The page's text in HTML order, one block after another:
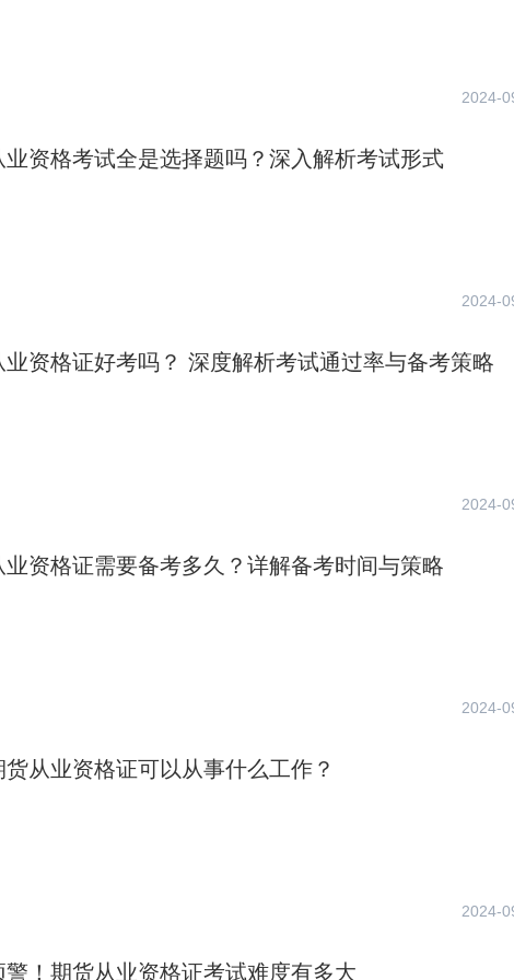
2024-
业资格考试全是选择题吗？深入解析考试形式
2024-
业资格证好考吗？ 深度解析考试通过率与备考策略
2024-
业资格证需要备考多久？详解备考时间与策略
2024-
货从业资格证可以从事什么工作？
2024-
警！期货从业资格证考试难度有多大